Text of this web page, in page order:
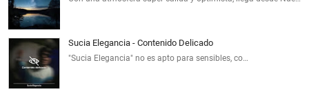
Sucia Elegancia - Contenido Delicado
"Sucia Elegancia" no es apto para sensibles, co…